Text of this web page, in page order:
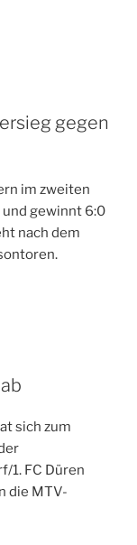
gegen
im zweiten
gewinnt 6:0
nach dem
sich zum
1. FC Düren
die MTV-